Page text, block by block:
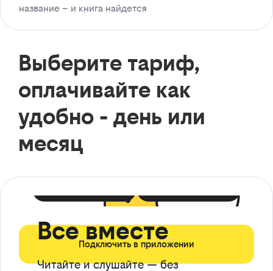
название – и книга найдется
Выберите тариф,
оплачивайте как
удобно - день или
месяц
Все вместе
Читайте и слушайте — без
Подключить в приложении